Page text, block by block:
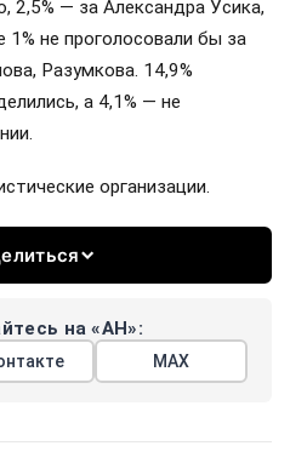
2,5% — за Александра Усика,
не проголосовали бы за
Разумкова. 14,9%
а 4,1% — не
организации.
на «АН»:
МАХ